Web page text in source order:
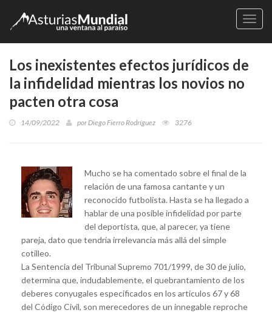
Los inexistentes efectos jurídicos de
la infidelidad mientras los novios no
pacten otra cosa
14/09/2022 porDiego Fierro Rodríguez 3276
Mucho se ha comentado sobre el final de la
relación de una famosa cantante y un
reconocido futbolista. Hasta se ha llegado a
hablar de una posible infidelidad por parte
del deportista, que, al parecer, ya tiene
pareja, dato que tendría irrelevancia más allá del simple
cotilleo.
La Sentencia del Tribunal Supremo 701/1999, de 30 de julio,
determina que, indudablemente, el quebrantamiento de los
deberes conyugales especificados en los artículos 67 y 68
del Código Civil, son merecedores de un innegable reproche